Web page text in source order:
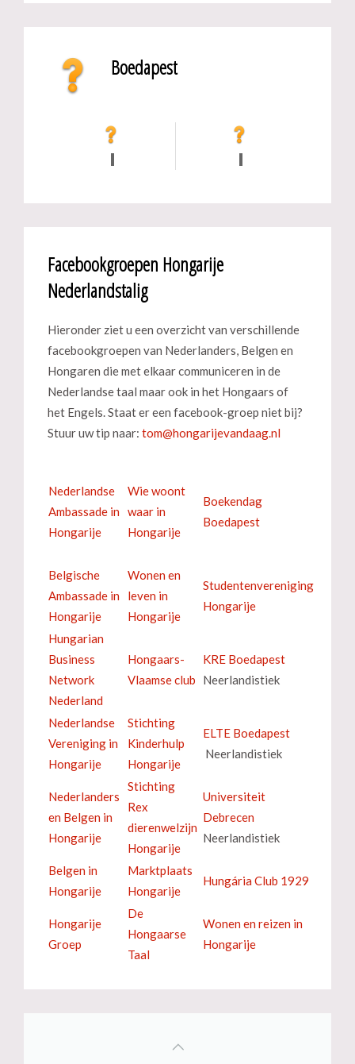
Boedapest
Facebookgroepen Hongarije
Nederlandstalig
Hieronder ziet u een overzicht van verschillende
facebookgroepen van Nederlanders, Belgen en
Hongaren die met elkaar communiceren in de
Nederlandse taal maar ook in het Hongaars of
het Engels. Staat er een facebook-groep niet bij?
Stuur uw tip naar:
Nederlandse
Ambassade in
Hongarije
Wie woont
waar in
Hongarije
Boekendag
Boedapest
Belgische
Ambassade in
Hongarije
Wonen en
leven in
Hongarije
Studentenvereniging
Hongarije
Hungarian
Business
Network
Nederland
Hongaars-
Vlaamse club
KRE Boedapest
Neerlandistiek
Nederlandse
Vereniging in
Hongarije
Stichting
Kinderhulp
Hongarije
ELTE Boedapest
Neerlandistiek
Nederlanders
en Belgen in
Hongarije
Stichting
Rex
dierenwelzijn
Hongarije
Universiteit
Debrecen
Neerlandistiek
Belgen in
Hongarije
Marktplaats
Hongarije
Hungária Club 1929
Hongarije
Groep
De
Hongaarse
Taal
Wonen en reizen in
Hongarije